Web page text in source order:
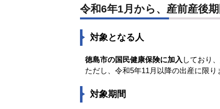
令和6年1月から、産前産後
対象となる人
徳島市の国民健康保険に加入 しており、
ただし、令和5年11月以降の出産に限
対象期間